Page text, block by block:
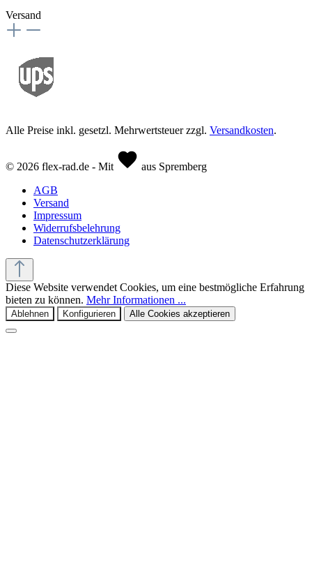
Versand
Alle Preise inkl. gesetzl. Mehrwertsteuer zzgl. Versandkosten.
© 2026 flex-rad.de - Mit
aus Spremberg
AGB
Versand
Impressum
Widerrufsbelehrung
Datenschutzerklärung
Diese Website verwendet Cookies, um eine bestmögliche Erfahrung
bieten zu können. Mehr Informationen ...
Ablehnen Konfigurieren Alle Cookies akzeptieren